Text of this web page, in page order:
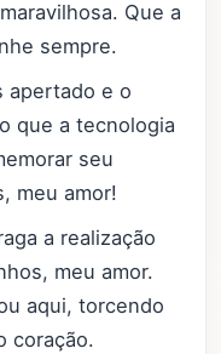
Que a
sempre.
apertado e o
que a tecnologia
seu
meu amor!
a realização
meu amor.
aqui, torcendo
coração.